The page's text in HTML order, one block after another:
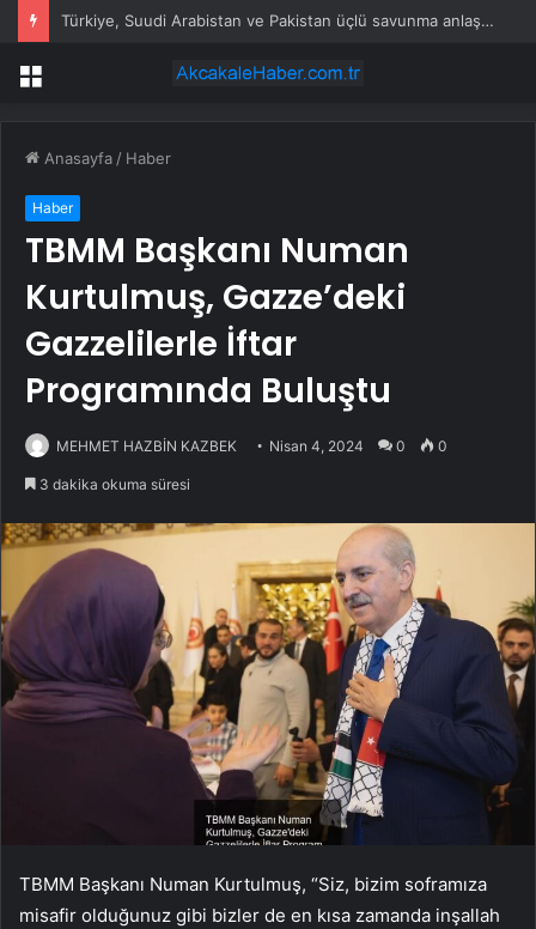
Türkiye, Suudi Arabistan ve Pakistan üçlü savunma anlaşması imzaladı
Menü
Anasayfa / Haber
Haber
TBMM Başkanı Numan
Kurtulmuş, Gazze’deki
Gazzelilerle İftar
Programında Buluştu
MEHMET HAZBİN KAZBEK Nisan 4, 2024 0 0
3 dakika okuma süresi
TBMM Başkanı Numan Kurtulmuş, “Siz, bizim soframıza
misafir olduğunuz gibi bizler de en kısa zamanda inşallah